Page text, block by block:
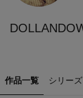
作品一覧 シリーズ